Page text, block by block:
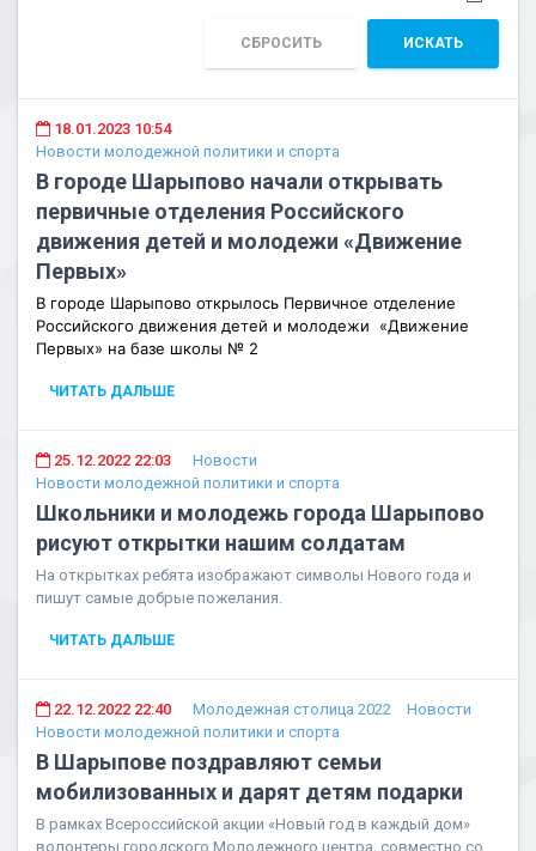
СБРОСИТЬ ИСКАТЬ
18.01.2023 10:54
Новости молодежной политики и спорта
В городе Шарыпово начали открывать
первичные отделения Российского
движения детей и молодежи «Движение
Первых»
В городе Шарыпово открылось Первичное отделение
Российского движения детей и молодежи
«Движение
Первых» на базе школы № 2
ЧИТАТЬ ДАЛЬШЕ
25.12.2022 22:03
Новости
Новости молодежной политики и спорта
Школьники и молодежь города Шарыпово
рисуют открытки нашим солдатам
На открытках ребята изображают символы Нового года и
пишут самые добрые пожелания.
ЧИТАТЬ ДАЛЬШЕ
22.12.2022 22:40 Молодежная столица 2022
Новости
Новости молодежной политики и спорта
В Шарыпове поздравляют семьи
мобилизованных и дарят детям подарки
В рамках Всероссийской акции «Новый год в каждый дом»
волонтеры городского Молодежного центра, совместно со